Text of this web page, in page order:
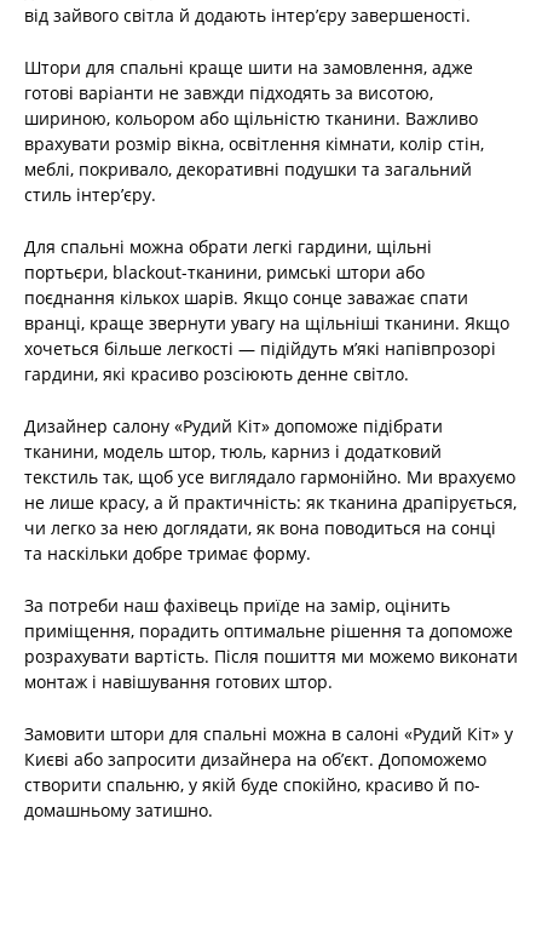
від зайвого світла й додають інтер’єру завершеності.
Штори для спальні краще шити на замовлення, адже
готові варіанти не завжди підходять за висотою,
шириною, кольором або щільністю тканини. Важливо
врахувати розмір вікна, освітлення кімнати, колір стін,
меблі, покривало, декоративні подушки та загальний
стиль інтер’єру.
Для спальні можна обрати легкі гардини, щільні
портьєри, blackout-тканини, римські штори або
поєднання кількох шарів. Якщо сонце заважає спати
вранці, краще звернути увагу на щільніші тканини. Якщо
хочеться більше легкості — підійдуть м’які напівпрозорі
гардини, які красиво розсіюють денне світло.
Дизайнер салону «Рудий Кіт» допоможе підібрати
тканини, модель штор, тюль, карниз і додатковий
текстиль так, щоб усе виглядало гармонійно. Ми врахуємо
не лише красу, а й практичність: як тканина драпірується,
чи легко за нею доглядати, як вона поводиться на сонці
та наскільки добре тримає форму.
За потреби наш фахівець приїде на замір, оцінить
приміщення, порадить оптимальне рішення та допоможе
розрахувати вартість. Після пошиття ми можемо виконати
монтаж і навішування готових штор.
Замовити штори для спальні можна в салоні «Рудий Кіт» у
Києві або запросити дизайнера на об’єкт. Допоможемо
створити спальню, у якій буде спокійно, красиво й по-
домашньому затишно.